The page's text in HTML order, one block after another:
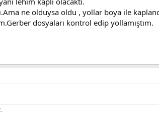
ne olduysa oldu , yollar boya ile
dosyaları kontrol edip yollamıştım.